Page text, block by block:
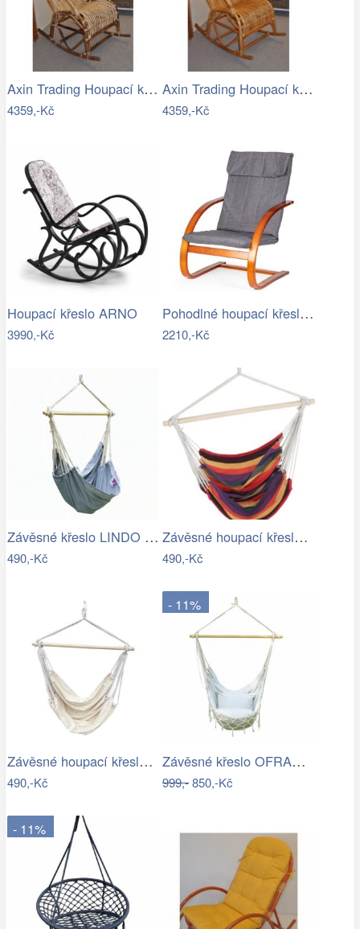
Axin Trading Houpací křeslo Klasik…
4359,-Kč
Axin Trading Houpací křeslo Klasik…
4359,-Kč
Houpací křeslo ARNO
3990,-Kč
Pohodlné houpací křeslo ModernHome |…
2210,-Kč
Závěsné křeslo LINDO NEW Tempo Kondela
490,-Kč
Závěsné houpací křeslo Cozyz pásek…
490,-Kč
Závěsné houpací křeslo Cozyz béžová
490,-Kč
- 11%
Závěsné křeslo OFRAME Tempo Kondela
999,-850,-Kč
- 11%